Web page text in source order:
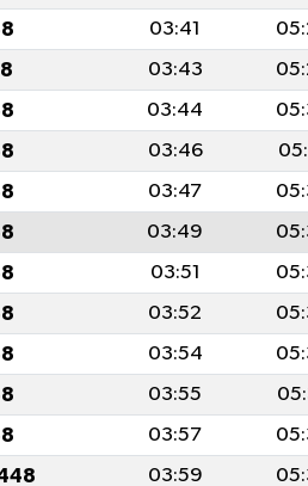
03:41
03:43
03:44
03:46
03:47
03:49
03:51
03:52
03:54
03:55
03:57
03:59